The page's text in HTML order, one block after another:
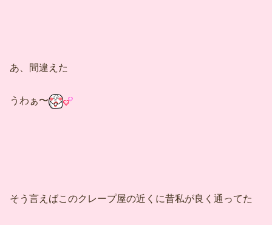
あ、間違えた
うわぁ〜
そう言えばこのクレープ屋の近くに昔私が良く通ってた